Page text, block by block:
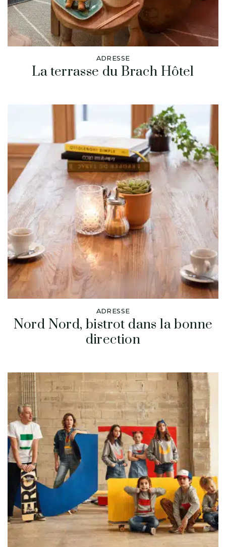
ADRESSE
La terrasse du Brach Hôtel
ADRESSE
Nord Nord, bistrot dans la bonne
direction